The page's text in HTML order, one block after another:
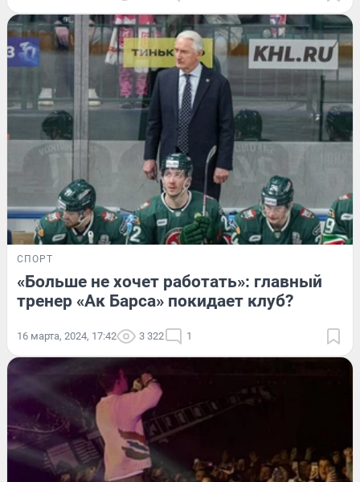
СПОРТ
«Больше не хочет работать»: главный
тренер «Ак Барса» покидает клуб?
16 марта, 2024, 17:42 3 322 1